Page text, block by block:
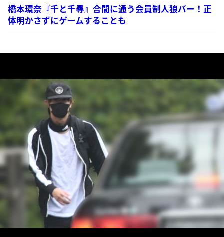
橋本環奈『千と千尋』合間に通う会員制人狼バー！正
体明かさずにゲームすることも